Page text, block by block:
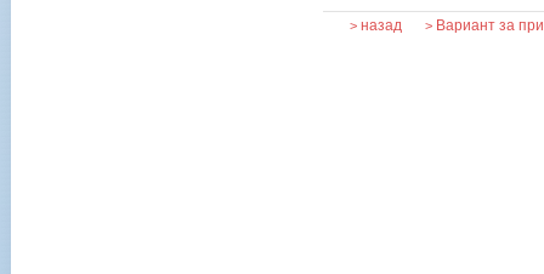
> назад > Вариант за